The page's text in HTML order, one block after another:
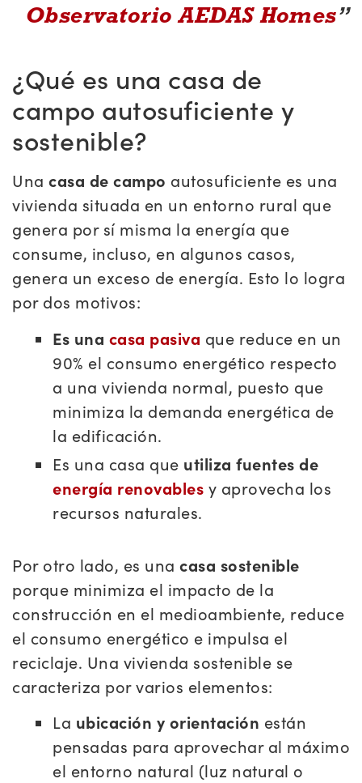
Observatorio AEDAS Homes
¿Qué es una casa de
campo autosuficiente y
sostenible?
Una casa de campo autosuficiente es una
vivienda situada en un entorno rural que
genera por sí misma la energía que
consume, incluso, en algunos casos,
genera un exceso de energía. Esto lo logra
por dos motivos:
Es una casa pasiva que reduce en un
90% el consumo energético respecto
a una vivienda normal, puesto que
minimiza la demanda energética de
la edificación.
Es una casa que utiliza fuentes de
energía renovables y aprovecha los
recursos naturales.
Por otro lado, es una casa sostenible
porque minimiza el impacto de la
construcción en el medioambiente, reduce
el consumo energético e impulsa el
reciclaje. Una vivienda sostenible se
caracteriza por varios elementos:
La ubicación y orientación están
pensadas para aprovechar al máximo
el entorno natural (luz natural o